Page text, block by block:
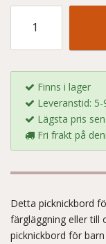
Finns i lager
Leveranstid:
Lägsta pris
Fri frakt på
Detta picknickbord
färgläggning eller till
picknickbord för